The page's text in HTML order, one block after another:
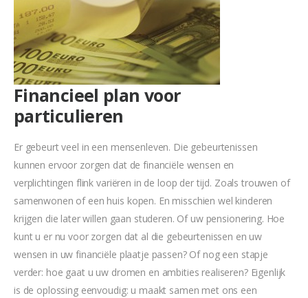
Financieel plan voor
particulieren
Er gebeurt veel in een mensenleven. Die gebeurtenissen
kunnen ervoor zorgen dat de financiële wensen en
verplichtingen flink variëren in de loop der tijd. Zoals trouwen of
samenwonen of een huis kopen. En misschien wel kinderen
krijgen die later willen gaan studeren. Of uw pensionering. Hoe
kunt u er nu voor zorgen dat al die gebeurtenissen en uw
wensen in uw financiële plaatje passen? Of nog een stapje
verder: hoe gaat u uw dromen en ambities realiseren? Eigenlijk
is de oplossing eenvoudig: u maakt samen met ons een